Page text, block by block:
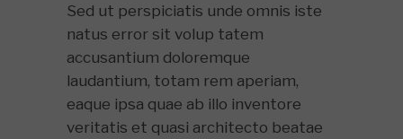
Sed ut perspiciatis unde omnis iste
natus error sit volup tatem
accusantium doloremque
laudantium, totam rem aperiam,
eaque ipsa quae ab illo inventore
veritatis et quasi architecto beatae